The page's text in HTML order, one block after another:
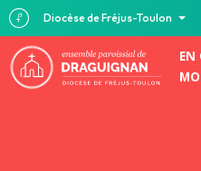
Diocèse de Fréjus-Toulon
EN